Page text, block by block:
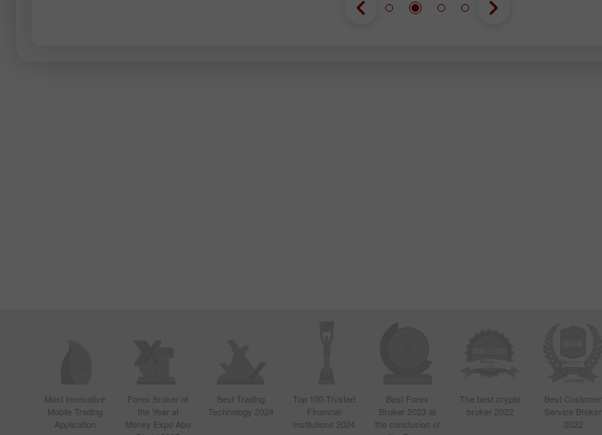
Most Innovative
Mobile Trading
Application
Forex Broker of
the Year at
Money Expo Abu
Best Trading
Technology 2024
Top 100 Trusted
Financial
Institutions 2024
Best Forex
Broker 2023 at
the conclusion of
The best crypto
broker 2022
Best Customer
Service Broker
2022